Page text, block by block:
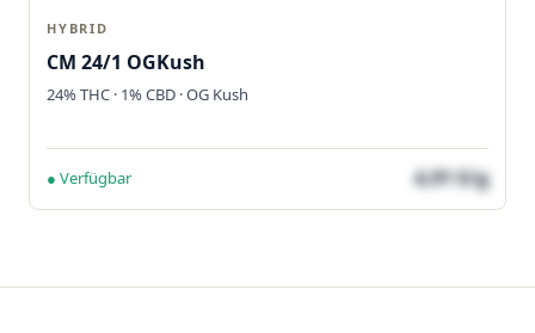
HYBRID
CM 24/1 OGKush
24% THC · 1% CBD · OG Kush
● Verfügbar 4,91 €/g